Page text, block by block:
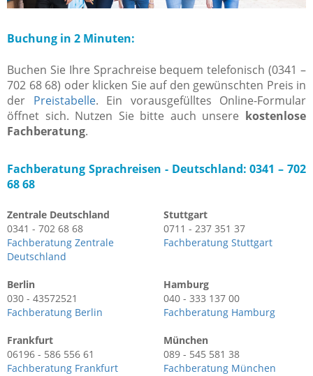
Buchung in 2 Minuten:
Buchen Sie Ihre Sprachreise bequem telefonisch (0341 –
702 68 68) oder klicken Sie auf den gewünschten Preis in
der Preistabelle. Ein vorausgefülltes Online-Formular
öffnet sich. Nutzen Sie bitte auch unsere kostenlose
Fachberatung.
Fachberatung Sprachreisen - Deutschland: 0341 – 702
68 68
Zentrale Deutschland
0341 - 702 68 68
Fachberatung Zentrale
Deutschland
Stuttgart
0711 - 237 351 37
Fachberatung Stuttgart
Berlin
030 - 43572521
Fachberatung Berlin
Hamburg
040 - 333 137 00
Fachberatung Hamburg
Frankfurt
06196 - 586 556 61
Fachberatung Frankfurt
München
089 - 545 581 38
Fachberatung München